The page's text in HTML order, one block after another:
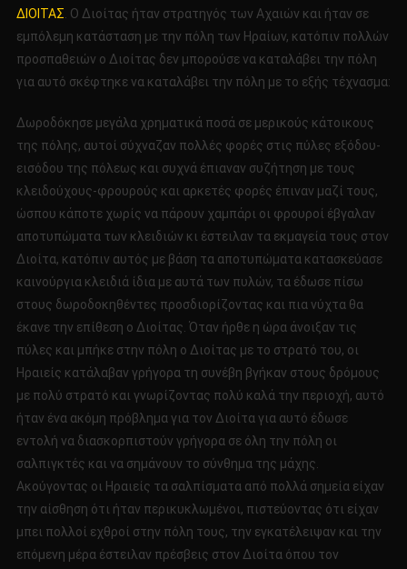
ΔΙΟΙΤΑΣ . Ο Διοίτας ήταν στρατηγός των Αχαιών και ήταν σε
εμπόλεμη κατάσταση με την πόλη των Ηραίων, κατόπιν πολλών
προσπαθειών ο Διοίτας δεν μπορούσε να καταλάβει την πόλη
για αυτό σκέφτηκε να καταλάβει την πόλη με το εξής τέχνασμα:
Δωροδόκησε μεγάλα χρηματικά ποσά σε μερικούς κάτοικους
της πόλης, αυτοί σύχναζαν πολλές φορές στις πύλες εξόδου-
εισόδου της πόλεως και συχνά έπιαναν συζήτηση με τους
κλειδούχους-φρουρούς και αρκετές φορές έπιναν μαζί τους,
ώσπου κάποτε χωρίς να πάρουν χαμπάρι οι φρουροί έβγαλαν
αποτυπώματα των κλειδιών κι έστειλαν τα εκμαγεία τους στον
Διοίτα, κατόπιν αυτός με βάση τα αποτυπώματα κατασκεύασε
καινούργια κλειδιά ίδια με αυτά των πυλών, τα έδωσε πίσω
στους δωροδοκηθέντες προσδιορίζοντας και πια νύχτα θα
έκανε την επίθεση ο Διοίτας. Όταν ήρθε η ώρα άνοιξαν τις
πύλες και μπήκε στην πόλη ο Διοίτας με το στρατό του, οι
Ηραιείς κατάλαβαν γρήγορα τη συνέβη βγήκαν στους δρόμους
με πολύ στρατό και γνωρίζοντας πολύ καλά την περιοχή, αυτό
ήταν ένα ακόμη πρόβλημα για τον Διοίτα για αυτό έδωσε
εντολή να διασκορπιστούν γρήγορα σε όλη την πόλη οι
σαλπιγκτές και να σημάνουν το σύνθημα της μάχης.
Ακούγοντας οι Ηραιείς τα σαλπίσματα από πολλά σημεία είχαν
την αίσθηση ότι ήταν περικυκλωμένοι, πιστεύοντας ότι είχαν
μπει πολλοί εχθροί στην πόλη τους, την εγκατέλειψαν και την
επόμενη μέρα έστειλαν πρέσβεις στον Διοίτα όπου τον